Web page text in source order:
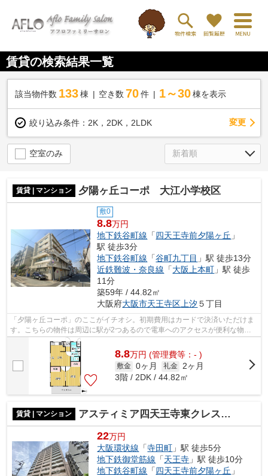
賃貸の検索結果一覧
該当物件数 133棟 空き数 70 件 1～30 棟を表示
絞り込み条件： 2K，2DK，2LDK 変更
空室のみ
賃貸 | マンション 夕陽ヶ丘コーポ 大江小学校区
敷0
8.8万円
地下鉄谷町線 「四天王寺前夕陽ヶ丘 」
駅 徒歩3分
地下鉄谷町線 「谷町九丁目 」駅 徒歩13分
近鉄難波・奈良線 「大阪上本町 」駅 徒歩
11分
築59年 / 44.82㎡
大阪府大阪市天王寺区 上汐５丁目
「夕陽ヶ丘コーポ」のここがイチオシ。初期費用はカードで決済いただけま
す。こちらの物件は周辺に駅が2つあるので電車へのアクセスが便利な物件
です。駅まで4分と、駅近でアクセスも...
8.8万円 (管理費等：- )
敷金 0ヶ月 礼金 2ヶ月
3階 / 2DK / 44.82㎡
賃貸 | マンション アスティミア四天王寺東クレステージ 聖和小学校区
22万円
大阪環状線 「寺田町 」駅 徒歩5分
地下鉄御堂筋線 「天王寺 」駅 徒歩10分
地下鉄谷町線 「四天王寺前夕陽ヶ丘 」